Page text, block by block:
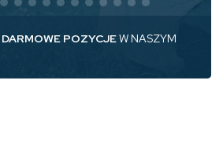
DARMOWE POZYCJEW NASZYM